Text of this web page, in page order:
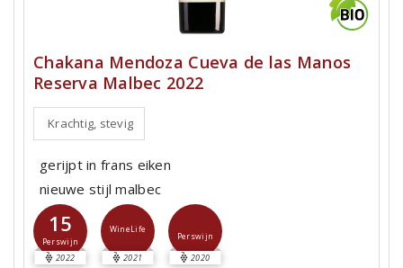
Chakana Mendoza Cueva de las Manos
Reserva Malbec 2022
Krachtig, stevig
gerijpt in frans eiken
nieuwe stijl malbec
15
Perswijn
2022
WineLife
2021
Perswijn
2020